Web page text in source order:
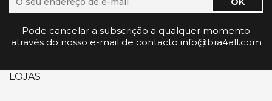
Pode cancelar a subscrição a qualquer momento
através do nosso e-mail de contacto info@bra4all.com
LOJAS